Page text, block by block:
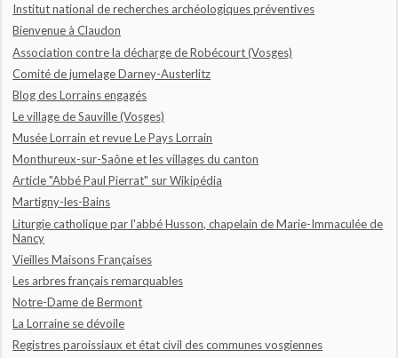
Institut national de recherches archéologiques préventives
Bienvenue à Claudon
Association contre la décharge de Robécourt (Vosges)
Comité de jumelage Darney-Austerlitz
Blog des Lorrains engagés
Le village de Sauville (Vosges)
Musée Lorrain et revue Le Pays Lorrain
Monthureux-sur-Saône et les villages du canton
Article "Abbé Paul Pierrat" sur Wikipédia
Martigny-les-Bains
Liturgie catholique par l'abbé Husson, chapelain de Marie-Immaculée de
Nancy
Vieilles Maisons Françaises
Les arbres français remarquables
Notre-Dame de Bermont
La Lorraine se dévoile
Registres paroissiaux et état civil des communes vosgiennes